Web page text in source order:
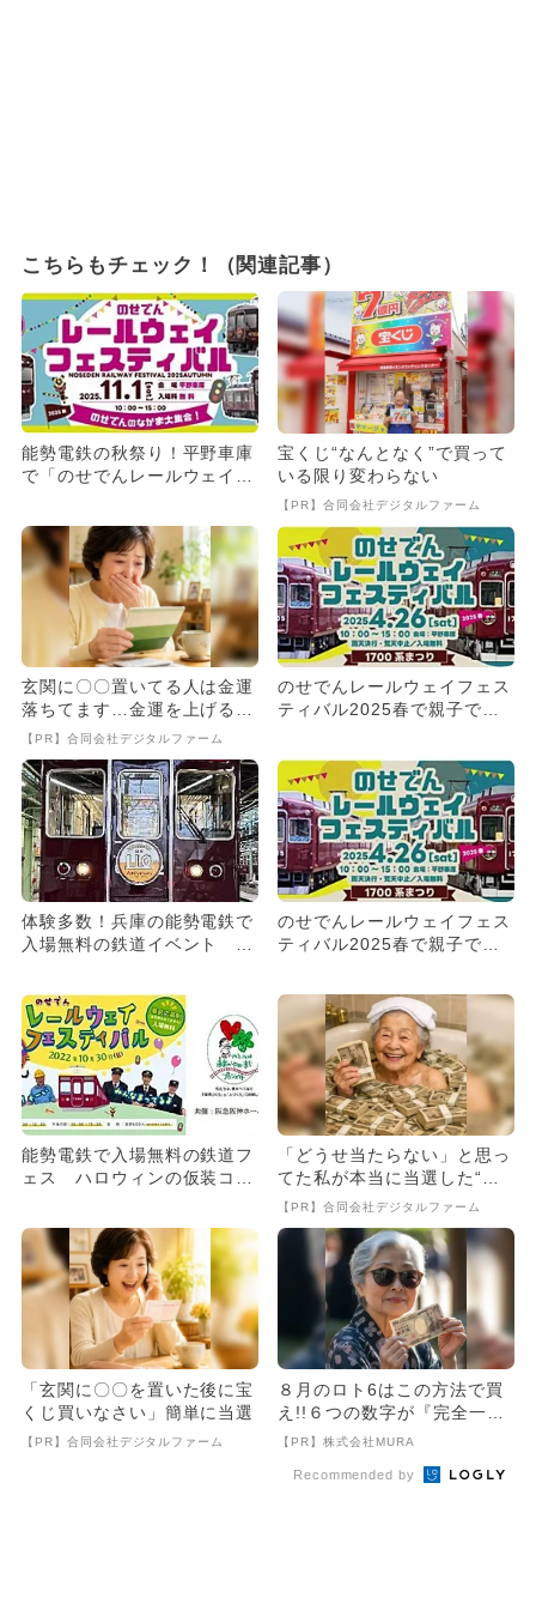
こちらもチェック！（関連記事）
能勢電鉄の秋祭り！平野車庫
で「のせでんレールウェイフ
宝くじ“なんとなく”で買って
いる限り変わらない
【PR】合同会社デジタルファーム
玄関に〇〇置いてる人は金運
落ちてます…金運を上げる方
法とは
【PR】合同会社デジタルファーム
のせでんレールウェイフェス
ティバル2025春で親子で電
電...
体験多数！兵庫の能勢電鉄で
入場無料の鉄道イベント 遊
のせでんレールウェイフェス
ティバル2025春で親子で電
能勢電鉄で入場無料の鉄道フ
ェス ハロウィンの仮装コン
「どうせ当たらない」と思っ
てた私が本当に当選した“買
い方”がこれ
【PR】合同会社デジタルファーム
「玄関に〇〇を置いた後に宝
くじ買いなさい」簡単に当選
【PR】合同会社デジタルファーム
８月のロト6はこの方法で買
え!!６つの数字が『完全一
致』する方法
【PR】株式会社MURA
Recommended by